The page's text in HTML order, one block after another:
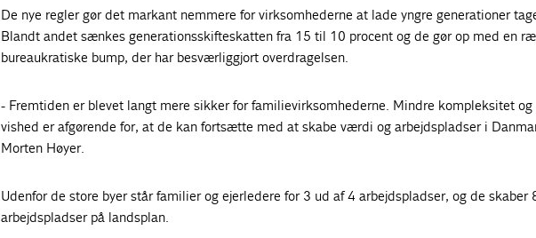
De nye regler gør det markant nemmere for virksomhederne at lade yngre generationer
Blandt andet sænkes generationsskifteskatten fra 15 til 10 procent og de gør op med en
bureaukratiske bump, der har besværliggjort overdragelsen.
- Fremtiden er blevet langt mere sikker for familievirksomhederne. Mindre kompleksitet og
vished er afgørende for, at de kan fortsætte med at skabe værdi og arbejdspladser i
Morten Høyer.
Udenfor de store byer står familier og ejerledere for 3 ud af 4 arbejdspladser, og de skaber
arbejdspladser på landsplan.